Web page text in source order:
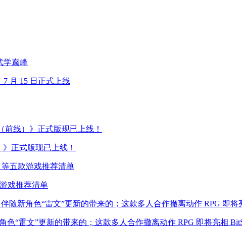
学巅峰
月 15 日正式上线
正式版现已上线！
戏推荐清单
色“雷文”更新的带来的；这款多人合作撤离动作 RPG 即将亮相